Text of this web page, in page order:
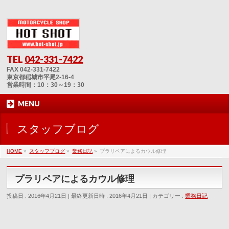
TEL 042-331-7422
FAX 042-331-7422
東京都稲城市平尾2-16-4
営業時間：10：30～19：30
MENU
スタッフブログ
HOME » スタッフブログ » 業務日記 » プラリペアによるカウル修理
プラリペアによるカウル修理
投稿日 : 2016年4月21日 最終更新日時 : 2016年4月21日 カテゴリー :業務日記